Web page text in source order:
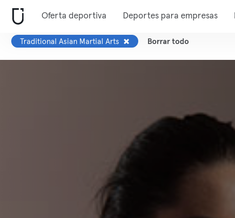
Oferta deportiva Deportes para empresas
Traditional Asian Martial Arts Borrar todo